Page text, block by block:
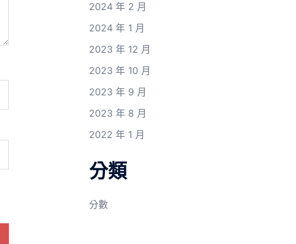
2024 年 2 月
2024 年 1 月
2023 年 12 月
2023 年 10 月
2023 年 9 月
2023 年 8 月
2022 年 1 月
分類
分數